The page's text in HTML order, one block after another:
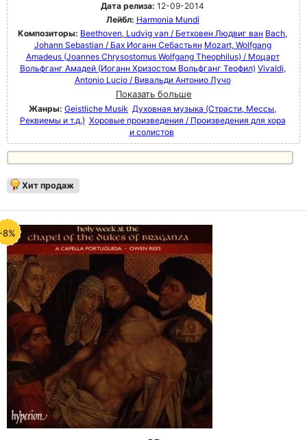
Дата релиза: 12-09-2014
Лейбл: Harmonia Mundi
Композиторы: Beethoven, Ludvig van / Бетховен Людвиг ван Bach,
Johann Sebastian / Бах Иоганн Себастьян Mozart, Wolfgang
Amadeus (Joannes Chrysostomus Wolfgang Theophilus) / Моцарт
Вольфганг Амадей (Иоганн Хризостом Вольфганг Теофил) Vivaldi,
Antonio Lucio / Вивальди Антонио Лучо
Показать больше
Жанры: Geistliche Musik Духовная музыка (Страсти, Мессы,
Реквиемы и т.д.) Хоровые произведения / Произведения для хора
и солистов
Хит продаж
8%